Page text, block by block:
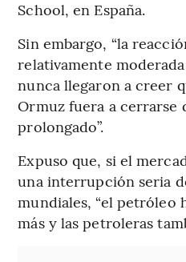
School, en España.
Sin embargo, “la
relativamente
nunca llegaron a creer
Ormuz fuera a
prolongado”.
Expuso que, si el
una interrupción seria
mundiales, “el petróleo
más y las petroleras